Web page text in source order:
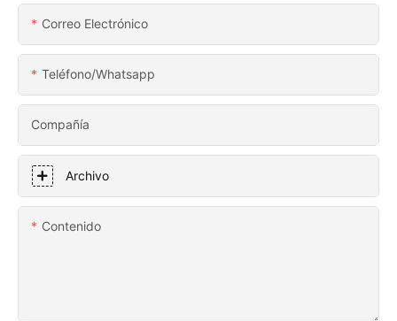
Correo Electrónico
Teléfono/whatsapp
Compañía
Archivo
Contenido